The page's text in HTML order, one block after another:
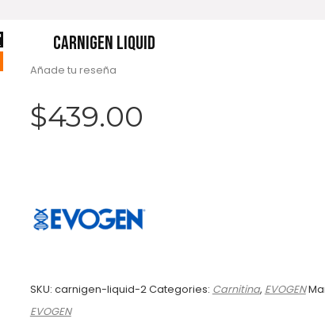
CARNIGEN LIQUID
Añade tu reseña
$439.00
SKU: carnigen-liquid-2Categories: Carnitina, EVOGEN
EVOGEN